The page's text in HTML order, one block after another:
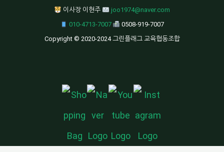
이사장 이현주
joo1974@naver.com
010-4713-7007
0508-919-7007
Copyright © 2020-2024 그린플래그 교육협동조합